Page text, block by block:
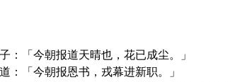
子：「今朝报道天晴也，花已成尘。」
：「今朝报恩书，戎幕进新职。」